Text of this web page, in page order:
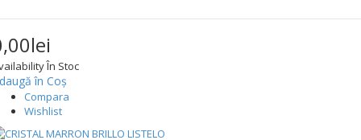
În Stoc
în Coş
Compara
Wishlist